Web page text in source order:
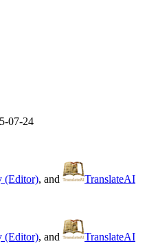
07-24
(Editor), and TranslateAI
(Editor), and
TranslateAI